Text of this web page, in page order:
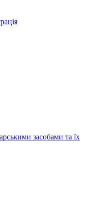
засобами та їх